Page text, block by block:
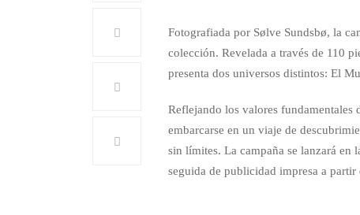
Fotografiada por Sølve Sundsbø, la
colección. Revelada a través de 110
presenta dos universos distintos: El
Reflejando los valores
embarcarse en un viaje de
sin límites. La campaña se lanzará
seguida de publicidad impresa a